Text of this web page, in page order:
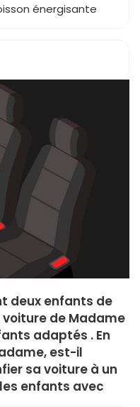
énergisante
deux enfants de
voiture de Madame
adaptés . En
est-il
sa voiture à un
enfants avec